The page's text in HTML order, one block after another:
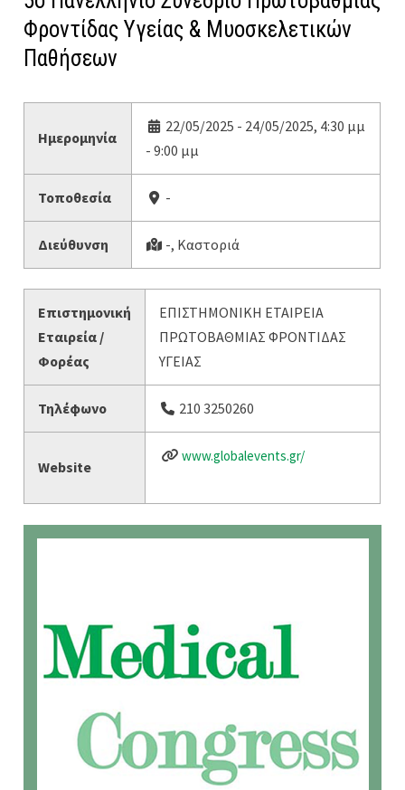
Φροντίδας Υγείας & Μυοσκελετικών
Παθήσεων
Ημερομηνία
22/05/2025 - 24/05/2025, 4:30 μμ
- 9:00 μμ
Τοποθεσία -
Διεύθυνση -, Καστοριά
Επιστημονική
Εταιρεία /
Φορέας
ΕΠΙΣΤΗΜΟΝΙΚΗ ΕΤΑΙΡΕΙΑ
ΠΡΩΤΟΒΑΘΜΙΑΣ ΦΡΟΝΤΙΔΑΣ
ΥΓΕΙΑΣ
Τηλέφωνο 210 3250260
Website
www.globalevents.gr/